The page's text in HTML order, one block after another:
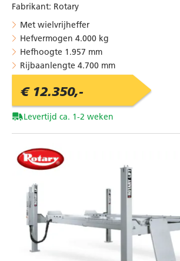
Fabrikant: Rotary
Met wielvrijheffer
Hefvermogen 4.000 kg
Hefhoogte 1.957 mm
Rijbaanlengte 4.700 mm
€ 12.350,-
Levertijd ca. 1-2 weken